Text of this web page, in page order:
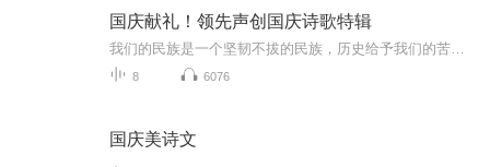
国庆献礼！领先声创国庆诗歌特辑
8 6076
国庆美诗文